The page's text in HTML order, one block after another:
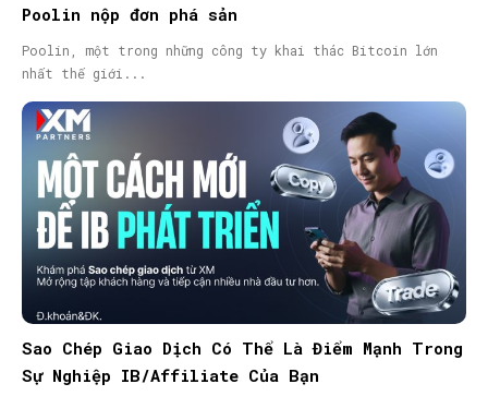
Poolin nộp đơn phá sản
Poolin, một trong những công ty khai thác Bitcoin lớn
nhất thế giới...
Sao Chép Giao Dịch Có Thể Là Điểm Mạnh Trong
Sự Nghiệp IB/Affiliate Của Bạn